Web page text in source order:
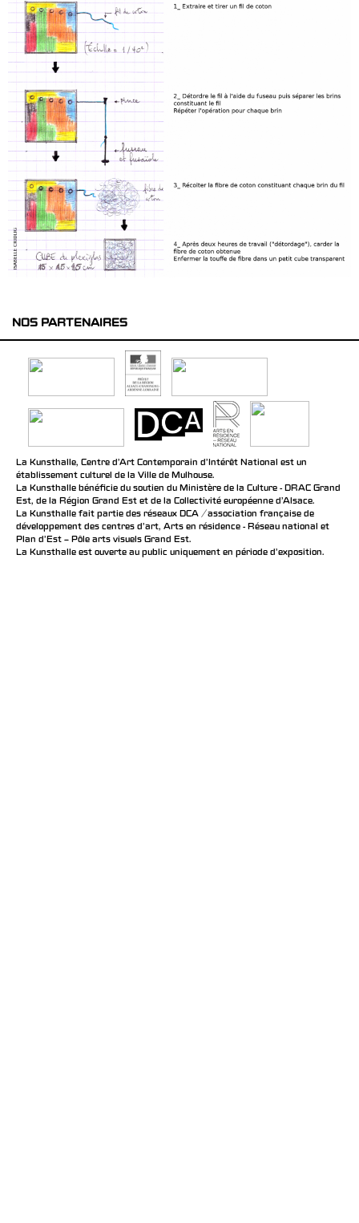
NOS PARTENAIRES
La Kunsthalle, Centre d’Art Contemporain d’Intérêt National est un
établissement culturel de la Ville de Mulhouse.
La Kunsthalle bénéficie du soutien du Ministère de la Culture - DRAC Grand
Est, de la Région Grand Est et de la Collectivité européenne d’Alsace.
La Kunsthalle fait partie des réseaux DCA / association française de
développement des centres d'art, Arts en résidence - Réseau national et
Plan d’Est – Pôle arts visuels Grand Est.
La Kunsthalle est ouverte au public uniquement en période d'exposition.